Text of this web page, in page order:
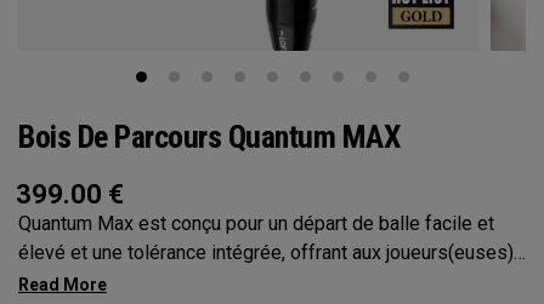
Bois De Parcours Quantum MAX
399.00 €
Quantum Max est conçu pour un départ de balle facile et
élevé et une tolérance intégrée, offrant aux joueurs(euses)
plus de confiance à chaque swing. Sa face peu profonde